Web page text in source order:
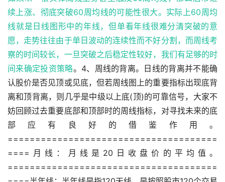
续上涨、彻底突破60周均线的可能性很大。实际上60周均
线就是日线图形中的年线，但单看年线很难分清突破的意
愿，走势往往由于单日波动的连续性而不好分割，而周线考
察的时间较长，一旦突破之后稳定性较好，我们有足够的时
间来确定投资策略。4、周线的背离。日线的背离并不能确
认股价是否见顶或见底，但若周线图上的重要指标出现底背
离和顶背离，则几乎是中级以上底(顶)的可靠信号，大家不
妨回顾过去重要底部和顶部时的周线指标，对寻找未来的底
部应有良好的借鉴作用。
======================================
====月线：月线是20日收盘价的平均值。
======================================